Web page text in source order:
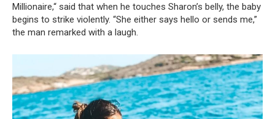
Millionaire,“ said that when he touches Sharon’s belly, the baby
begins to strike violently. “She either says hello or sends me,”
the man remarked with a laugh.